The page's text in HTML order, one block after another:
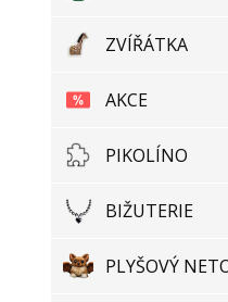
ZVÍŘÁTKA
AKCE
PIKOLÍNO
BIŽUTERIE
PLYŠOVÝ